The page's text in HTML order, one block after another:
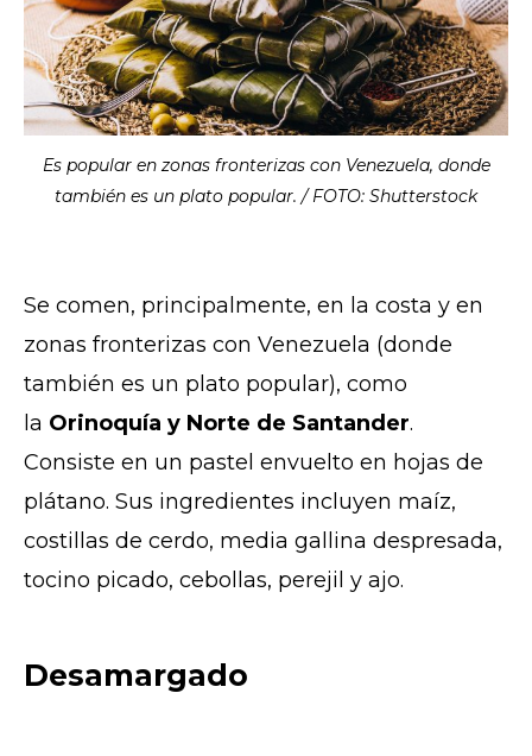
Es popular en zonas fronterizas con Venezuela, donde
también es un plato popular. / FOTO: Shutterstock
Se comen, principalmente, en la costa y en
zonas fronterizas con Venezuela (donde
también es un plato popular), como
la Orinoquía y Norte de Santander.
Consiste en un pastel envuelto en hojas de
plátano. Sus ingredientes incluyen maíz,
costillas de cerdo, media gallina despresada,
tocino picado, cebollas, perejil y ajo.
Desamargado